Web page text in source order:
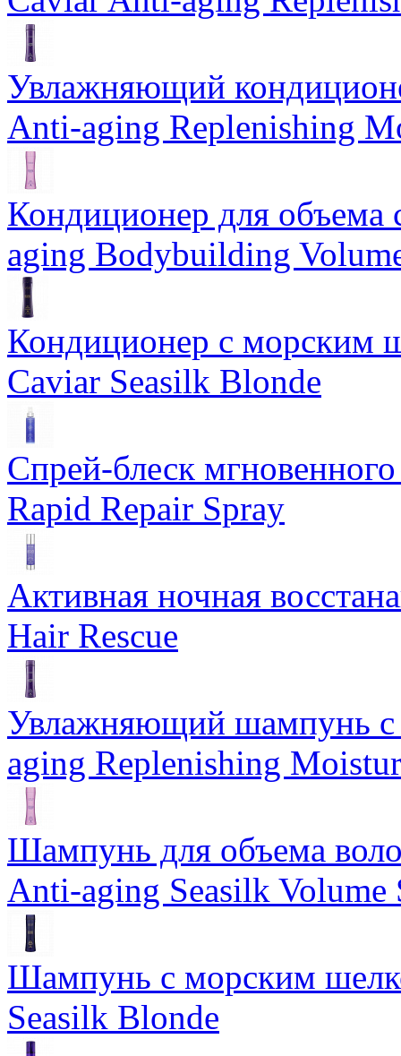
Увлажняющий
Anti-aging Replenishing
Кондиционер для
aging Bodybuilding
Кондиционер с морским
Caviar Seasilk Blonde
Спрей-блеск
Rapid Repair Spray
Активная ночная
Hair Rescue
Увлажняющий шампунь
aging Replenishing
Шампунь для объема
Anti-aging Seasilk Volume
Шампунь с морским
Seasilk Blonde